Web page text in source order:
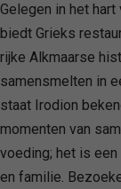
Gelegen in het
biedt Grieks
rijke Alkmaarse
samensmelten in
staat Irodion
momenten van
voeding; het is
en familie.